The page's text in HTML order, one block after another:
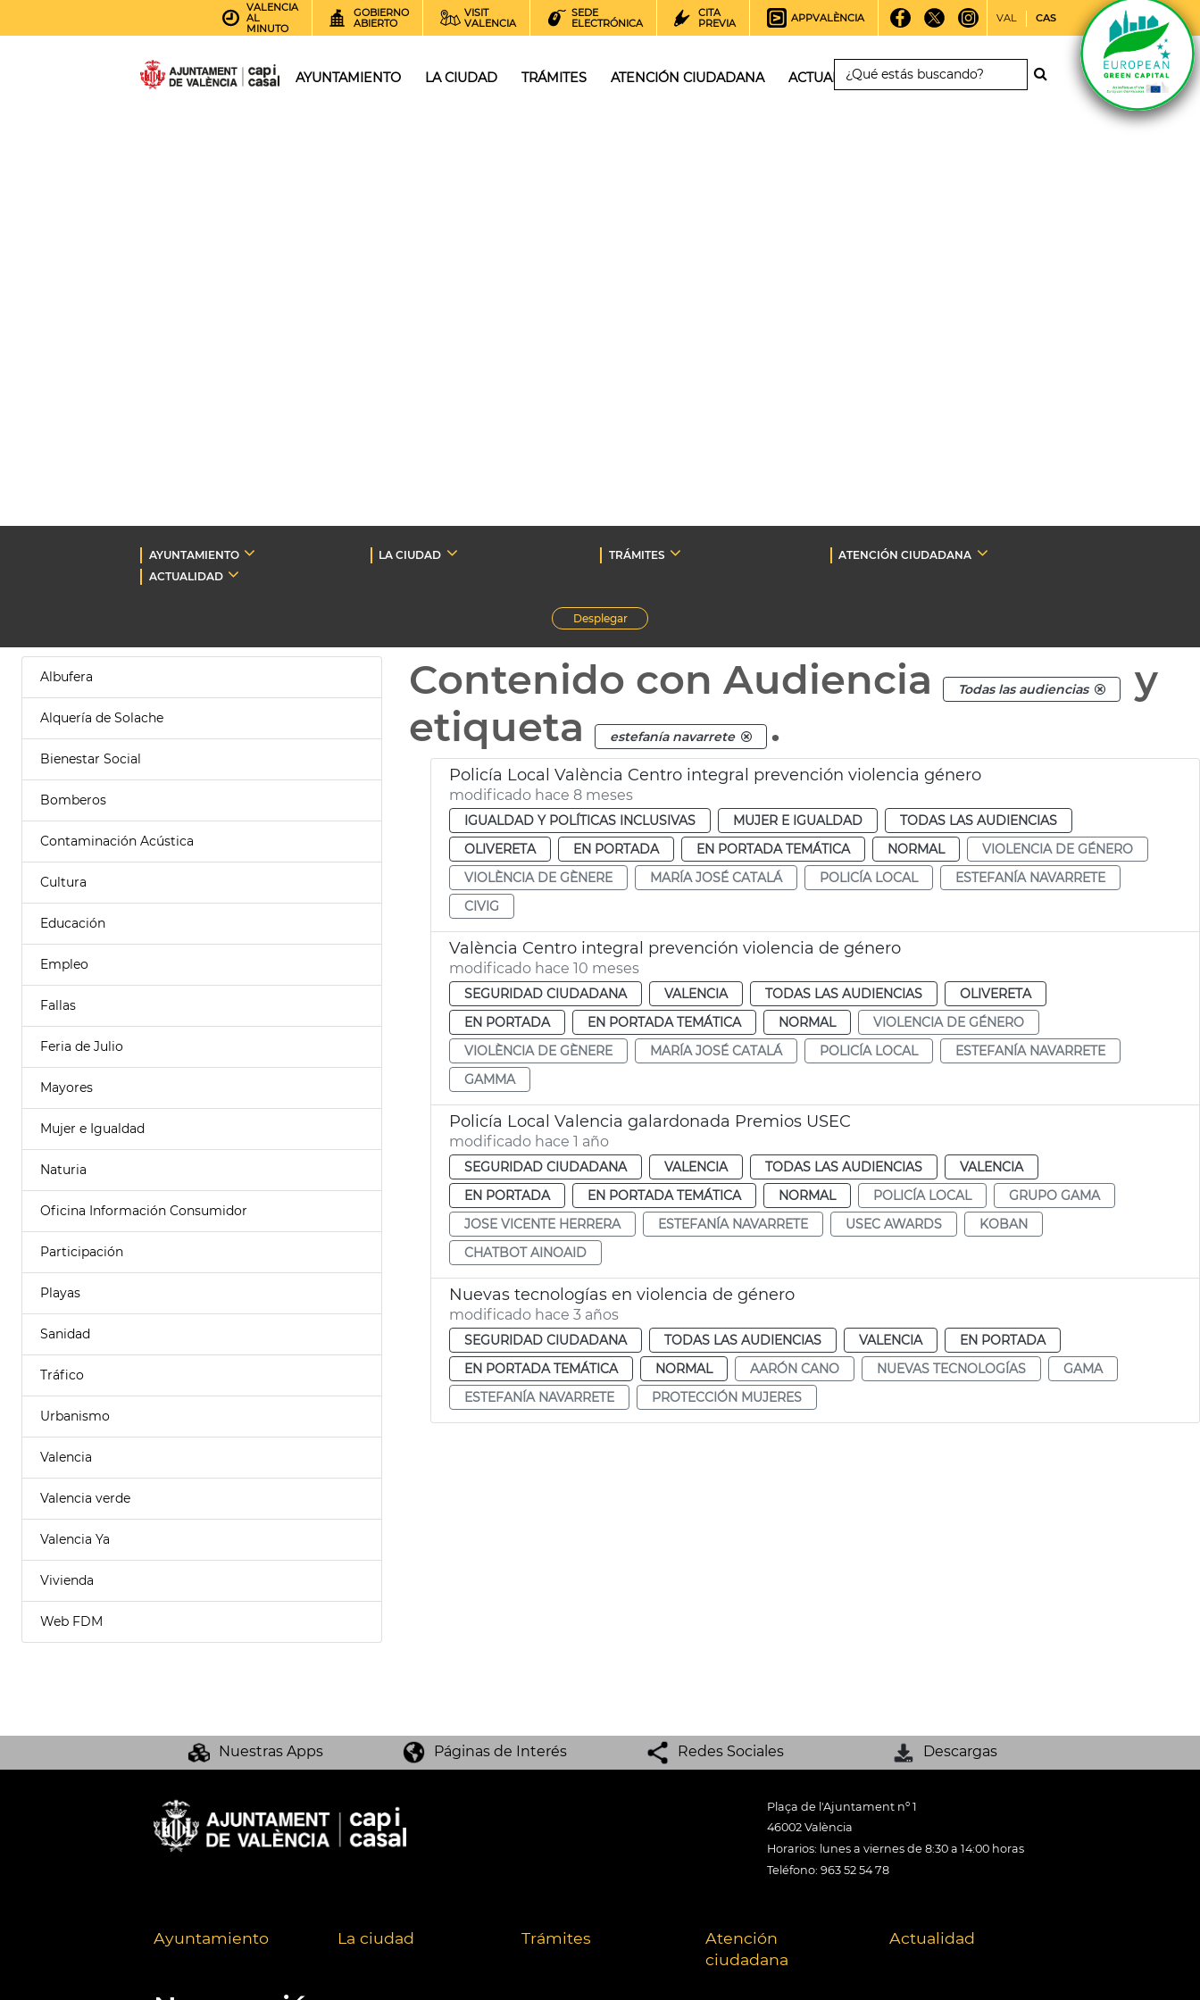
VALENCIA
AL
MINUTO
GOBIERNO
ABIERTO
VISIT
VALENCIA
SEDE
ELECTRÓNICA
CITA
PREVIA
APPVALÈNCIA VAL CAS
AYUNTAMIENTO LA CIUDAD TRÁMITES ATENCIÓN CIUDADANA ACTUALIDAD
AYUNTAMIENTO LA CIUDAD TRÁMITES
ATENCIÓN CIUDADANA
ACTUALIDAD
Desplegar
Albufera
Alquería de Solache
Bienestar Social
Bomberos
Contaminación Acústica
Cultura
Educación
Empleo
Fallas
Feria de Julio
Mayores
Mujer e Igualdad
Naturia
Oficina Información Consumidor
Participación
Playas
Sanidad
Tráfico
Urbanismo
Valencia
Valencia verde
Valencia Ya
Vivienda
Web FDM
Contenido con Audiencia Todas las audiencias
y
etiqueta
estefanía navarrete .
Policía Local València Centro integral prevención violencia género
modificado hace 8 meses
IGUALDAD Y POLÍTICAS INCLUSIVAS MUJER E IGUALDAD
TODAS LAS AUDIENCIAS
OLIVERETA
EN PORTADA EN PORTADA TEMÁTICA NORMAL
VIOLENCIA DE GÉNERO
VIOLÈNCIA DE GÈNERE
MARÍA JOSÉ CATALÁ POLICÍA LOCAL
ESTEFANÍA NAVARRETE
CIVIG
València Centro integral prevención violencia de género
modificado hace 10 meses
SEGURIDAD CIUDADANA VALENCIA TODAS LAS AUDIENCIAS
OLIVERETA
EN PORTADA
EN PORTADA TEMÁTICA NORMAL
VIOLENCIA DE GÉNERO
VIOLÈNCIA DE GÈNERE
MARÍA JOSÉ CATALÁ POLICÍA LOCAL
ESTEFANÍA NAVARRETE
GAMMA
Policía Local Valencia galardonada Premios USEC
modificado hace 1 año
SEGURIDAD CIUDADANA VALENCIA TODAS LAS AUDIENCIAS
VALENCIA
EN PORTADA
EN PORTADA TEMÁTICA NORMAL POLICÍA LOCAL
GRUPO GAMA
JOSE VICENTE HERRERA
ESTEFANÍA NAVARRETE USEC AWARDS
KOBAN
CHATBOT AINOAID
Nuevas tecnologías en violencia de género
modificado hace 3 años
SEGURIDAD CIUDADANA TODAS LAS AUDIENCIAS VALENCIA
EN PORTADA
EN PORTADA TEMÁTICA
NORMAL AARÓN CANO NUEVAS TECNOLOGÍAS
GAMA
ESTEFANÍA NAVARRETE
PROTECCIÓN MUJERES
Nuestras Apps Páginas de Interés Redes Sociales Descargas
Plaça de l'Ajuntament nº 1
46002 València
Horarios: lunes a viernes de 8:30 a 14:00 horas
Teléfono: 963 52 54 78
Ayuntamiento La ciudad Trámites
Atención
ciudadana
Actualidad